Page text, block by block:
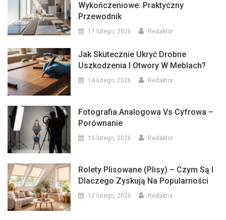
Wykończeniowe: Praktyczny
Przewodnik
17 lutego, 2026 Redaktor
Jak Skutecznie Ukryć Drobne
Uszkodzenia I Otwory W Meblach?
14 lutego, 2026 Redaktor
Fotografia Analogowa Vs Cyfrowa –
Porównanie
13 lutego, 2026 Redaktor
Rolety Plisowane (plisy) – Czym Są I
Dlaczego Zyskują Na Popularności
12 lutego, 2026 Redaktor